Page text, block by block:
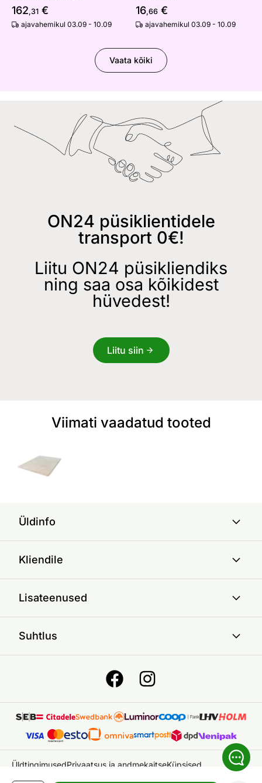
162,31 €
ajavahemikul 03.09 - 10.09
16,66 €
ajavahemikul 03.09 - 10.09
Vaata kõiki
ON24 püsiklientidele
transport 0€!
Liitu ON24 püsikliendiks
ning saa osa kõikidest
hüvedest!
Liitu siin
Viimati vaadatud tooted
Üldinfo
Kliendile
Lisateenused
Suhtlus
ÜldtingimusedPrivaatsus ja andmekaitseKüpsised